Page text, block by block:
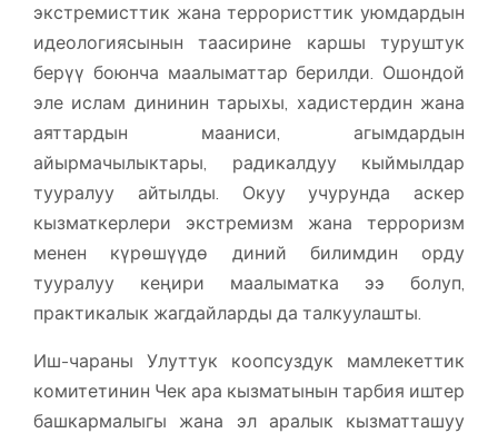
экстремисттик жана террористтик уюмдардын
идеологиясынын таасирине каршы туруштук
берүү боюнча маалыматтар берилди. Ошондой
эле ислам дининин тарыхы, хадистердин жана
аяттардын мааниси, агымдардын
айырмачылыктары, радикалдуу кыймылдар
тууралуу айтылды. Окуу учурунда аскер
кызматкерлери экстремизм жана терроризм
менен күрөшүүдө диний билимдин орду
тууралуу кеңири маалыматка ээ болуп,
практикалык жагдайларды да талкуулашты.
Иш-чараны Улуттук коопсуздук мамлекеттик
комитетинин Чек ара кызматынын тарбия иштер
башкармалыгы жана эл аралык кызматташуу